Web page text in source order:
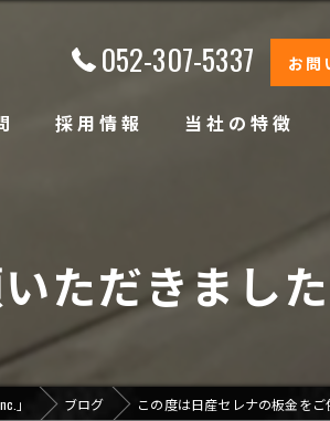
052-307-5337 お問
採用情報 当社の特徴
オイル交換
オリジナルブランド
ただきました
」 ブログ この度は日産セレナの板金をご